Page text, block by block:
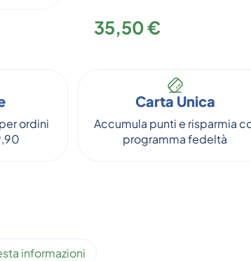
35,50 €
ordini
Carta Unica
Accumula punti e risparmia
programma fedeltà
informazioni